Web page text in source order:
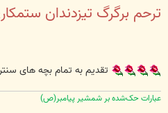
ترحم برگرگ تیزدندان
تقدیم به تمام بچه های
عبارات حک‌شده بر شمشیر پیامبر(ص)